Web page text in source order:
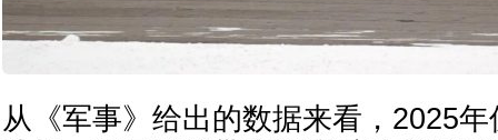
从《军事》给出的数据来看，2025